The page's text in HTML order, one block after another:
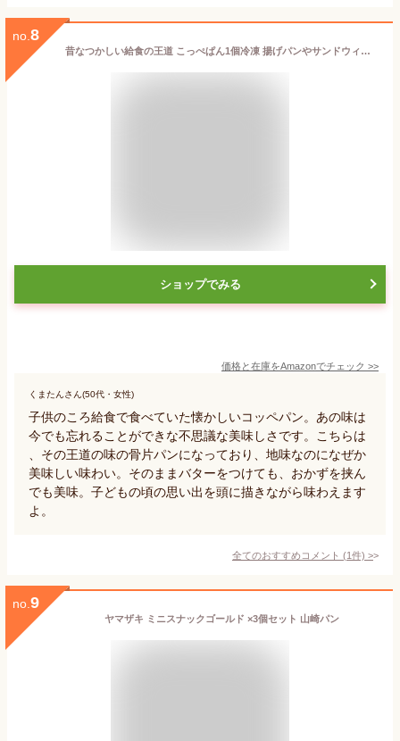
no. 8
昔なつかしい給食の王道 こっぺぱん1個冷凍 揚げパンやサンドウィッチ ホットドッグ コッペパン パン屋の味 食パン
ショップでみる
価格と在庫をAmazonでチェック >>
くまたんさん(50代・女性)
子供のころ給食で食べていた懐かしいコッペパン。あの味は
今でも忘れることができな不思議な美味しさです。こちらは
、その王道の味の骨片パンになっており、地味なのになぜか
美味しい味わい。そのままバターをつけても、おかずを挟ん
でも美味。子どもの頃の思い出を頭に描きながら味わえます
よ。
全てのおすすめコメント (1件) >
no. 9
ヤマザキ ミニスナックゴールド ×3個セット 山崎パン